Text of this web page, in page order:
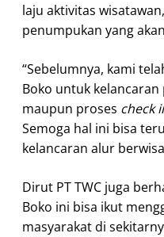
laju aktivitas
penumpukan yang
“Sebelumnya, kami
Boko untuk
maupun proses check
Semoga hal ini bisa
kelancaran alur
Dirut PT TWC juga
Boko ini bisa ikut
masyarakat di